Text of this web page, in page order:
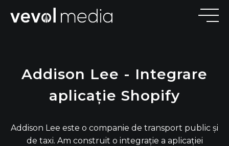
VE V
MEDI
Addison Lee - Integrare
aplicație Shopify
Addison Lee este o companie de transport public și
de taxi. Am construit o integrație a aplicației